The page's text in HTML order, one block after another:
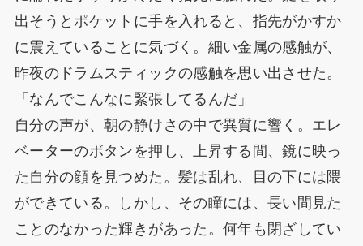
出そうとポケットに手を入れると、指先がかすか
に震えていることに気づく。細い金属の感触が、
昨夜のドラムスティックの感触を思い出させた。
「なんでこんなに緊張してるんだ」
自分の声が、朝の静けさの中で異質に響く。エレ
ベーターのボタンを押し、上昇する間、鏡に映っ
た自分の顔を見つめた。髪は乱れ、目の下には隈
ができている。しかし、その瞳には、長い間見た
ことのなかった輝きがあった。何年も閉ざしてい